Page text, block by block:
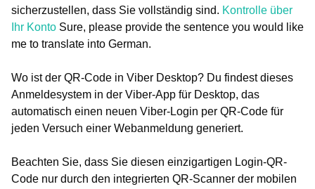
sicherzustellen, dass Sie vollständig sind. Kontrolle über
Ihr Konto Sure, please provide the sentence you would like
me to translate into German.
Wo ist der QR-Code in Viber Desktop? Du findest dieses
Anmeldesystem in der Viber-App für Desktop, das
automatisch einen neuen Viber-Login per QR-Code für
jeden Versuch einer Webanmeldung generiert.
Beachten Sie, dass Sie diesen einzigartigen Login-QR-
Code nur durch den integrierten QR-Scanner der mobilen